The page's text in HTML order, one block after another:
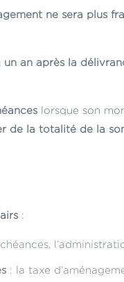
ne sera plus
un an après la
lorsque son
de la totalité de la
:
: la taxe